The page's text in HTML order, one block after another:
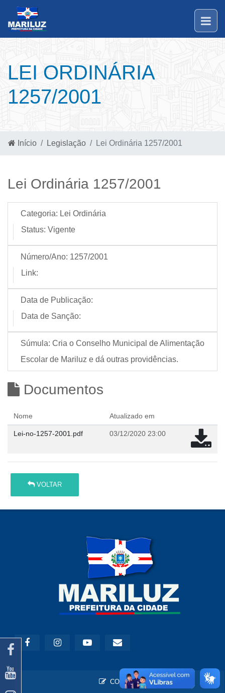
LEI ORDINÁRIA
1257/2001
Início Legislação Lei Ordinária 1257/2001
Lei Ordinária 1257/2001
Categoria: Lei Ordinária
Status: Vigente
Número/Ano: 1257/2001
Link:
Data de Publicação:
Data de Sanção:
Súmula: Cria o Conselho Municipal de Alimentação
Escolar de Mariluz e dá outras providências.
Documentos
Nome Atualizado em
Lei-no-1257-2001.pdf 03/12/2020 23:00
VOLTAR
CONTATO